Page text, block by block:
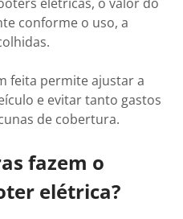
conforme o uso, a
feita permite ajustar a
e evitar tanto gastos
de cobertura.
fazem o
elétrica?